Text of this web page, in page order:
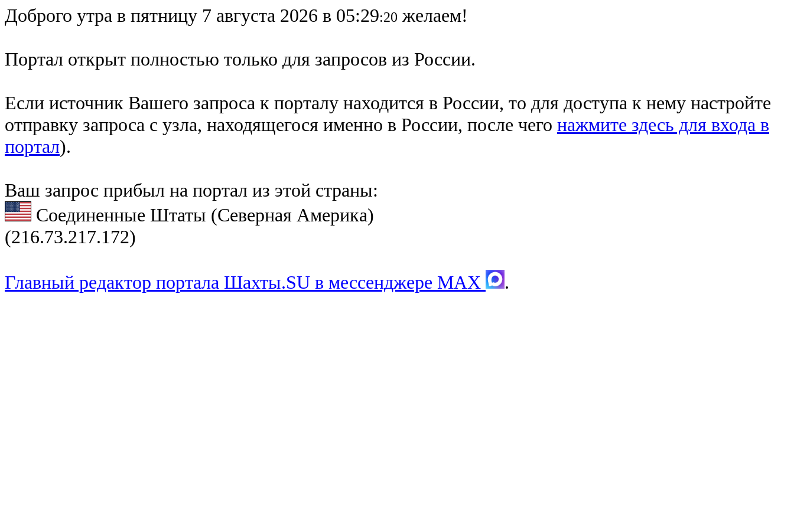
Доброго утра в пятницу 7 августа 2026 в 05:29:20 желаем!
Портал открыт полностью только для запросов из России.
Если источник Вашего запроса к порталу находится в России, то для доступа к нему настройте
отправку запроса с узла, находящегося именно в России, после чего нажмите здесь для входа в
портал).
Ваш запрос прибыл на портал из этой страны:
Соединенные Штаты (Северная Америка)
(216.73.217.172)
Главный редактор портала Шахты.SU в мессенджере MAX .